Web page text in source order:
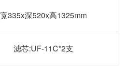
宽335x深520x高1325mm
滤芯:UF-11C*2支